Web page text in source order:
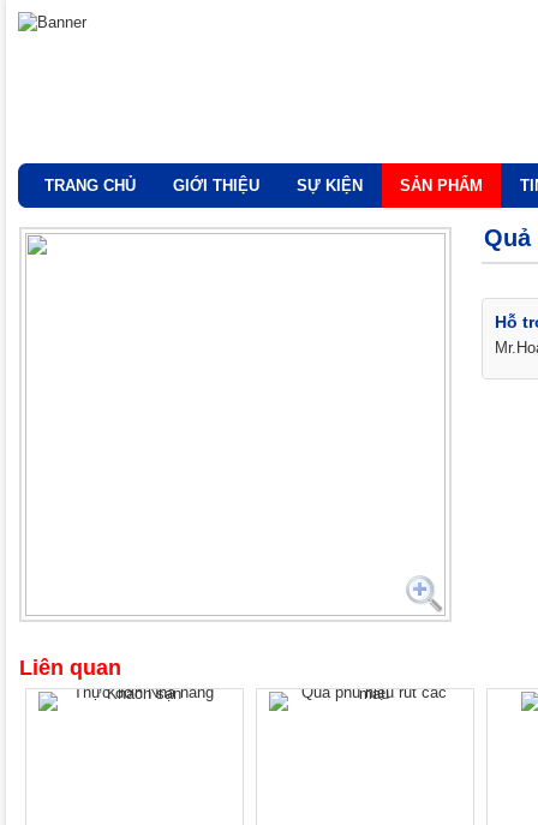
TRANG CHỦ GIỚI THIỆU SỰ KIỆN SẢN PHẨM
Hỗ
Liên quan